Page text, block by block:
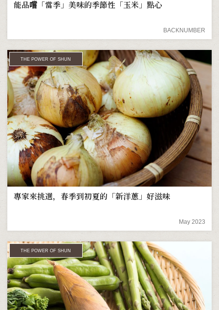
能品嚐「當季」美味的季節性「玉米」點心
BACKNUMBER
THE POWER OF SHUN
專家來挑選，春季到初夏的「新洋蔥」好滋味
May 2023
THE POWER OF SHUN